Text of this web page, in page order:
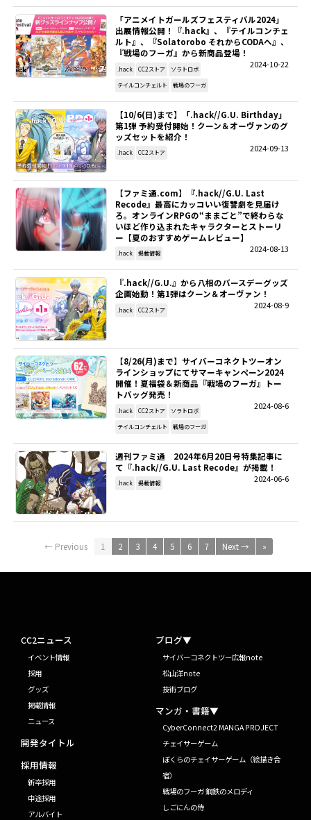
「アニメイトガールズフェスティバル2024」
出展情報公開！『.hack』、『テイルコンチェ
ルト』、『Solatorobo それからCODAへ』、
『戦場のフーガ』から新商品登場！
2024-10-22
.hack CC2ストア ソラトロボ
テイルコンチェルト 戦場のフーガ
【10/6(日)まで】「.hack//G.U. Birthday」
第1弾 予約受付開始！クーン＆オーヴァンのグ
ッズセットを紹介！
2024-09-13
.hack CC2ストア
【ファミ通.com】『.hack//G.U. Last
Recode』最高にカッコいい復讐劇を見届け
ろ。オンラインRPGの“ままごと”で終わらな
いほど作り込まれたキャラクターとストーリ
ー【夏のおすすめゲームレビュー】
2024-08-13
.hack 掲載情報
『.hack//G.U.』から八相のバースデーグッズ
企画始動！第1弾はクーン＆オーヴァン！
2024-08-9
.hack CC2ストア
【8/26(月)まで】サイバーコネクトツーオン
ラインショップにてサマーキャンペーン2024
開催！夏福袋＆新商品『戦場のフーガ』トー
トバッグ発売！
2024-08-6
.hack CC2ストア ソラトロボ
テイルコンチェルト 戦場のフーガ
週刊ファミ通 2024年6月20日号特集記事に
て『.hack//G.U. Last Recode』が掲載！
2024-06-6
.hack 掲載情報
← Previous 1 2 3 4 5 6 7 Next → »
CC2ニュース
イベント情報
採用
グッズ
掲載情報
ニュース
開発タイトル
採用情報
新卒採用
中途採用
アルバイト
ブログ▼
サイバーコネクトツー広報note
松山洋note
技術ブログ
マンガ・書籍▼
CyberConnect2 MANGA PROJECT
チェイサーゲーム
ぼくらのチェイサーゲーム（絵描き合
宿）
戦場のフーガ 鋼鉄のメロディ
しごにんの侍